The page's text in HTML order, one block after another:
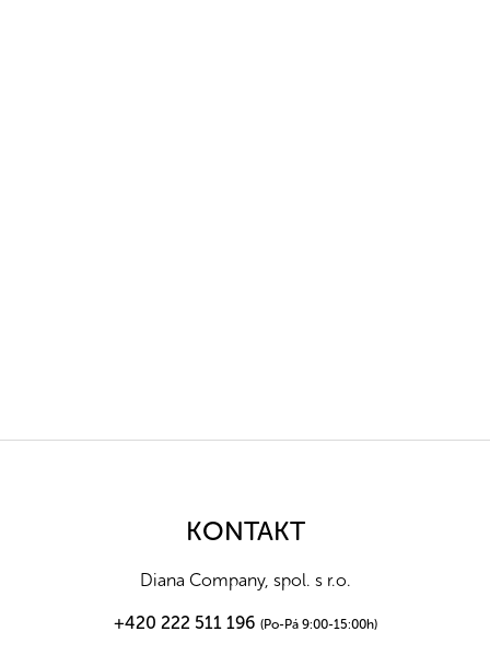
KONTAKT
Diana Company, spol. s r.o.
+420 222 511 196 (Po-Pá 9:00-15:00h)